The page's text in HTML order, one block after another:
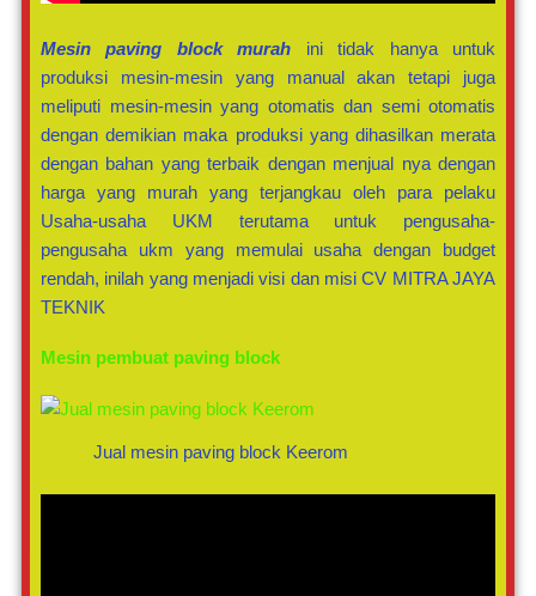
Mesin paving block murah ini tidak hanya untuk
produksi mesin-mesin yang manual akan tetapi juga
meliputi mesin-mesin yang otomatis dan semi otomatis
dengan demikian maka produksi yang dihasilkan merata
dengan bahan yang terbaik dengan menjual nya dengan
harga yang murah yang terjangkau oleh para pelaku
Usaha-usaha UKM terutama untuk pengusaha-
pengusaha ukm yang memulai usaha dengan budget
rendah, inilah yang menjadi visi dan misi CV MITRA JAYA
TEKNIK
Mesin pembuat paving block
Jual mesin paving block Keerom